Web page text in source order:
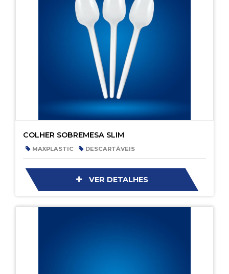
COLHER SOBREMESA SLIM
MAXPLASTIC DESCARTÁVEIS
VER DETALHES